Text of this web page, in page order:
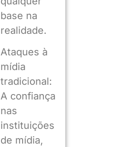
base na
realidade.
Ataques à
mídia
tradicional:
A confiança
nas
instituições
de mídia,